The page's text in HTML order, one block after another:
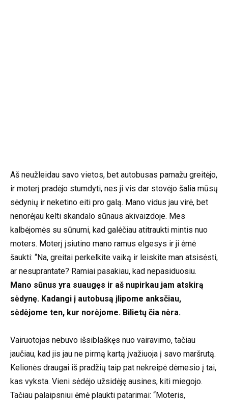
Aš neužleidau savo vietos, bet autobusas pamažu greitėjo,
ir moterį pradėjo stumdyti, nes ji vis dar stovėjo šalia mūsų
sėdynių ir neketino eiti pro galą. Mano vidus jau virė, bet
nenorėjau kelti skandalo sūnaus akivaizdoje. Mes
kalbėjomės su sūnumi, kad galėčiau atitraukti mintis nuo
moters. Moterį įsiutino mano ramus elgesys ir ji ėmė
šaukti: “Na, greitai perkelkite vaiką ir leiskite man atsisėsti,
ar nesuprantate? Ramiai pasakiau, kad nepasiduosiu.
Mano sūnus yra suaugęs ir aš nupirkau jam atskirą
sėdynę. Kadangi į autobusą įlipome anksčiau,
sėdėjome ten, kur norėjome. Bilietų čia nėra.
Vairuotojas nebuvo išsiblaškęs nuo vairavimo, tačiau
jaučiau, kad jis jau ne pirmą kartą įvažiuoja į savo maršrutą.
Kelionės draugai iš pradžių taip pat nekreipė dėmesio į tai,
kas vyksta. Vieni sėdėjo užsidėję ausines, kiti miegojo.
Tačiau palaipsniui ėmė plaukti patarimai: “Moteris,